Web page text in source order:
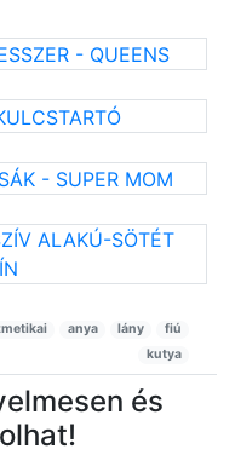
anya lány
fiú
kutya
és